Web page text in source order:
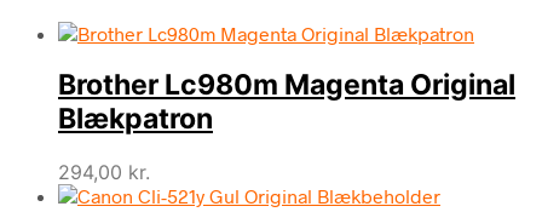
Brother Lc980m Magenta Original
Blækpatron
294,00 kr.